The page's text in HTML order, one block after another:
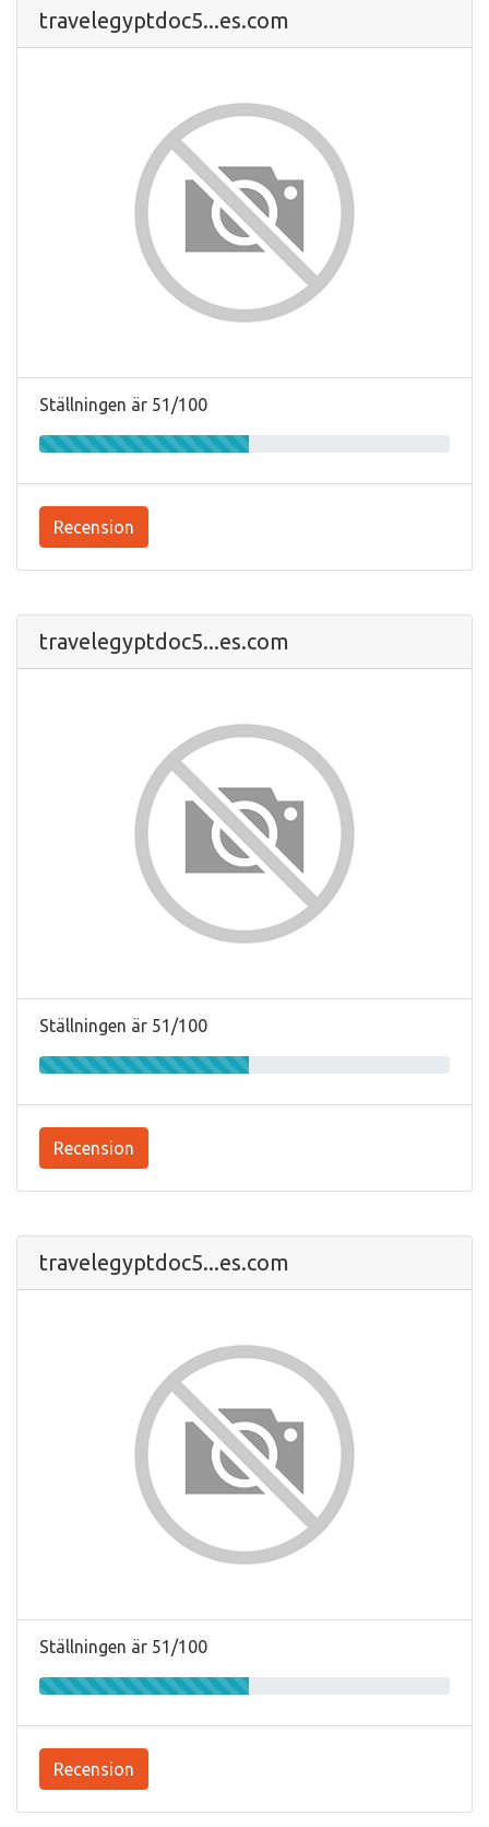
travelegyptdoc5...es.com
Ställningen är 51/100
Recension
travelegyptdoc5...es.com
Ställningen är 51/100
Recension
travelegyptdoc5...es.com
Ställningen är 51/100
Recension